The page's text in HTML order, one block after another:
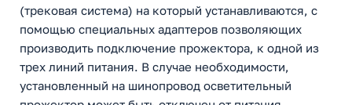
(трековая система) на который устанавливаются, с
помощью специальных адаптеров позволяющих
производить подключение прожектора, к одной из
трех линий питания. В случае необходимости,
установленный на шинопровод осветительный